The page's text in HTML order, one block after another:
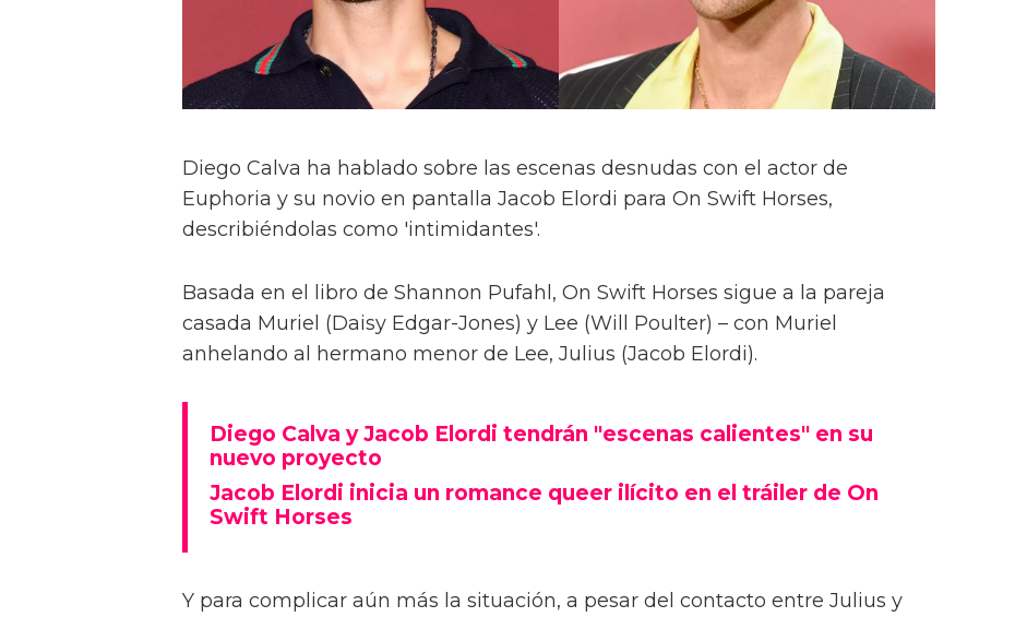
Diego Calva ha hablado sobre las escenas desnudas con el actor de
Euphoria y su novio en pantalla Jacob Elordi para On Swift Horses,
describiéndolas como 'intimidantes'.
Basada en el libro de Shannon Pufahl, On Swift Horses sigue a la pareja
casada Muriel (Daisy Edgar-Jones) y Lee (Will Poulter) – con Muriel
anhelando al hermano menor de Lee, Julius (Jacob Elordi).
Diego Calva y Jacob Elordi tendrán "escenas calientes" en su
nuevo proyecto
Jacob Elordi inicia un romance queer ilícito en el tráiler de On
Swift Horses
Y para complicar aún más la situación, a pesar del contacto entre Julius y